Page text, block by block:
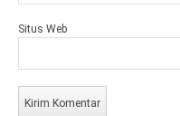
Situs Web